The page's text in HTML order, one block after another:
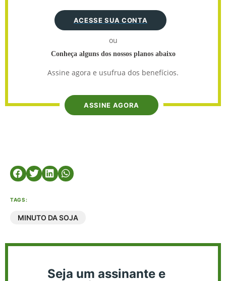
ACESSE SUA CONTA
ou
Conheça alguns dos nossos planos abaixo
Assine agora e usufrua dos benefícios.
ASSINE AGORA
TAGS:
MINUTO DA SOJA
Seja um assinante e